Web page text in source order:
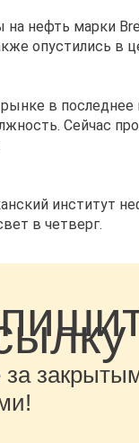
нефть марки
опустились в
в
Сейчас
институт
в четверг.